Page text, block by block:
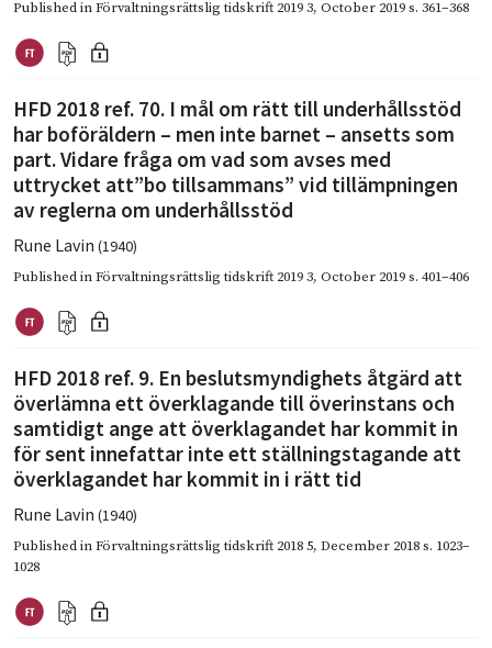
Published inFörvaltningsrättslig tidskrift 2019 3, October 2019s. 361–368
HFD 2018 ref. 70. I mål om rätt till underhållsstöd
har boföräldern – men inte barnet – ansetts som
part. Vidare fråga om vad som avses med
uttrycket att”bo tillsammans” vid tillämpningen
av reglerna om underhållsstöd
Rune Lavin (1940)
Published inFörvaltningsrättslig tidskrift 2019 3, October 2019s. 401–406
HFD 2018 ref. 9. En beslutsmyndighets åtgärd att
överlämna ett överklagande till överinstans och
samtidigt ange att överklagandet har kommit in
för sent innefattar inte ett ställningstagande att
överklagandet har kommit in i rätt tid
Rune Lavin (1940)
Published inFörvaltningsrättslig tidskrift 2018 5, December 2018s. 1023–
1028